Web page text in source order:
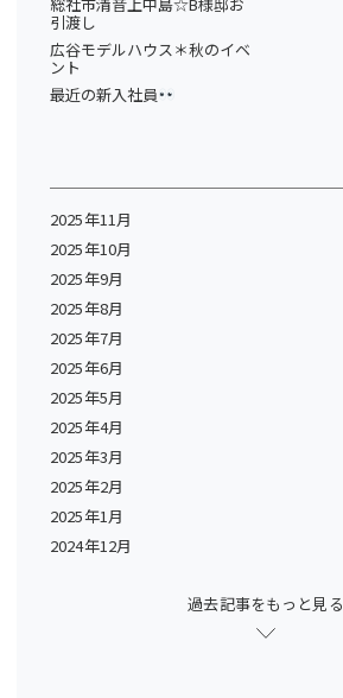
引渡し
広谷モデルハウス＊秋のイベ
ント
最近の新入社員
2025年11月
2025年10月
2025年9月
2025年8月
2025年7月
2025年6月
2025年5月
2025年4月
2025年3月
2025年2月
2025年1月
2024年12月
過去記事をもっと見る